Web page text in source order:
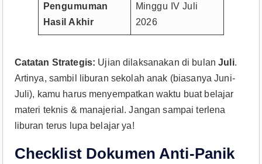
Pengumuman
Hasil Akhir
Minggu IV Juli
2026
Catatan Strategis: Ujian dilaksanakan di bulanJuli.
Artinya, sambil liburan sekolah anak (biasanya Juni-
Juli), kamu harus menyempatkan waktu buat belajar
materi teknis & manajerial. Jangan sampai terlena
liburan terus lupa belajar ya!
Checklist Dokumen Anti-Panik